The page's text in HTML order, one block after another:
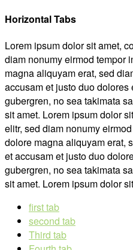
Horizontal Tabs
Lorem ipsum dolor sit amet,
diam nonumy eirmod tempor
magna aliquyam erat, sed
accusam et justo duo dolores
gubergren, no sea takimata
sit amet. Lorem ipsum dolor
elitr, sed diam nonumy
dolore magna aliquyam erat,
et accusam et justo duo
gubergren, no sea takimata
sit amet. Lorem ipsum dolor
first tab
second tab
Third tab